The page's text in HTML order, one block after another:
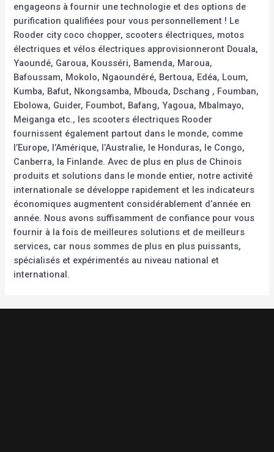
engageons à fournir une technologie et des options de
purification qualifiées pour vous personnellement ! Le
Rooder city coco chopper, scooters électriques, motos
électriques et vélos électriques approvisionneront Douala,
Yaoundé, Garoua, Kousséri, Bamenda, Maroua,
Bafoussam, Mokolo, Ngaoundéré, Bertoua, Edéa, Loum,
Kumba, Bafut, Nkongsamba, Mbouda, Dschang , Foumban,
Ebolowa, Guider, Foumbot, Bafang, Yagoua, Mbalmayo,
Meiganga etc., les scooters électriques Rooder
fournissent également partout dans le monde, comme
l’Europe, l’Amérique, l’Australie, le Honduras, le Congo,
Canberra, la Finlande. Avec de plus en plus de Chinois
produits et solutions dans le monde entier, notre activité
internationale se développe rapidement et les indicateurs
économiques augmentent considérablement d’année en
année. Nous avons suffisamment de confiance pour vous
fournir à la fois de meilleures solutions et de meilleurs
services, car nous sommes de plus en plus puissants,
spécialisés et expérimentés au niveau national et
international.